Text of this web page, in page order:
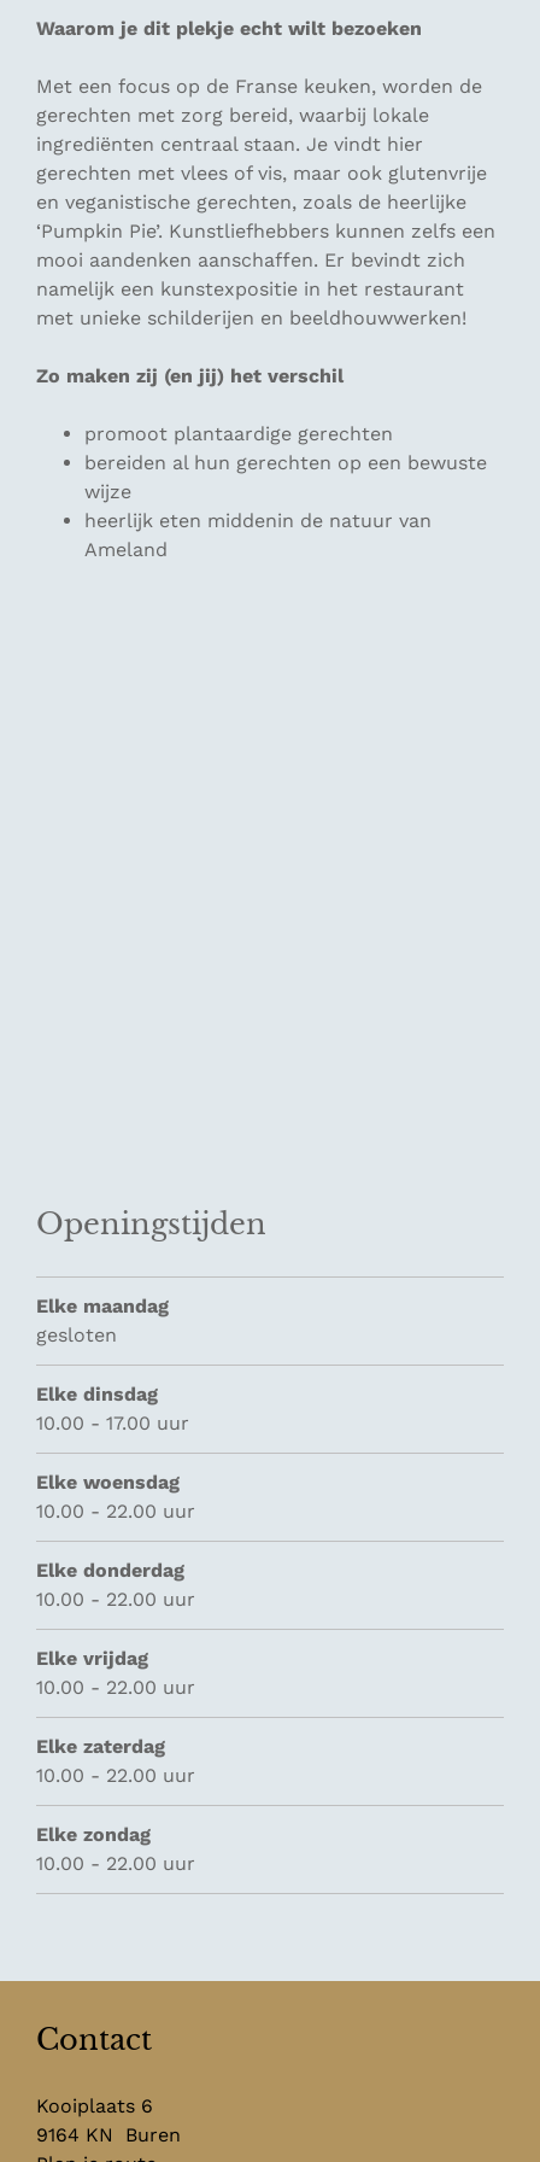
Waarom je dit plekje echt wilt bezoeken
Met een focus op de Franse keuken, worden de
gerechten met zorg bereid, waarbij lokale
ingrediënten centraal staan. Je vindt hier
gerechten met vlees of vis, maar ook glutenvrije
en veganistische gerechten, zoals de heerlijke
‘Pumpkin Pie’. Kunstliefhebbers kunnen zelfs een
mooi aandenken aanschaffen. Er bevindt zich
namelijk een kunstexpositie in het restaurant
met unieke schilderijen en beeldhouwwerken!
Zo maken zij (en jij) het verschil
promoot plantaardige gerechten
bereiden al hun gerechten op een bewuste
wijze
heerlijk eten middenin de natuur van
Ameland
Openingstijden
Elke maandag
gesloten
Elke dinsdag
10.00 - 17.00 uur
Elke woensdag
10.00 - 22.00 uur
Elke donderdag
10.00 - 22.00 uur
Elke vrijdag
10.00 - 22.00 uur
Elke zaterdag
10.00 - 22.00 uur
Elke zondag
10.00 - 22.00 uur
Contact
Kooiplaats 6
9164 KN
Buren